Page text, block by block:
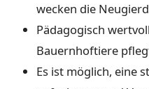
wecken die
Pädagogisch
Bauernhoftiere
Es ist möglich, eine